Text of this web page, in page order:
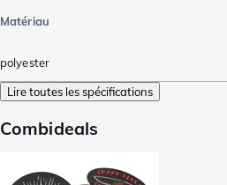
Matériau
polyester
Lire toutes les spécifications
Combideals